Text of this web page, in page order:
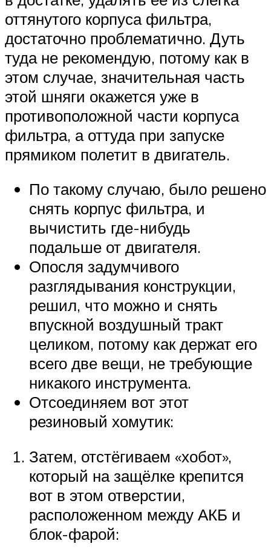
оттянутого корпуса фильтра,
достаточно проблематично. Дуть
туда не рекомендую, потому как в
этом случае, значительная часть
этой шняги окажется уже в
противоположной части корпуса
фильтра, а оттуда при запуске
прямиком полетит в двигатель.
По такому случаю, было решено
снять корпус фильтра, и
вычистить где-нибудь
подальше от двигателя.
Опосля задумчивого
разглядывания конструкции,
решил, что можно и снять
впускной воздушный тракт
целиком, потому как держат его
всего две вещи, не требующие
никакого инструмента.
Отсоединяем вот этот
резиновый хомутик:
Затем, отстёгиваем «хобот»,
который на защёлке крепится
вот в этом отверстии,
расположенном между АКБ и
блок-фарой: